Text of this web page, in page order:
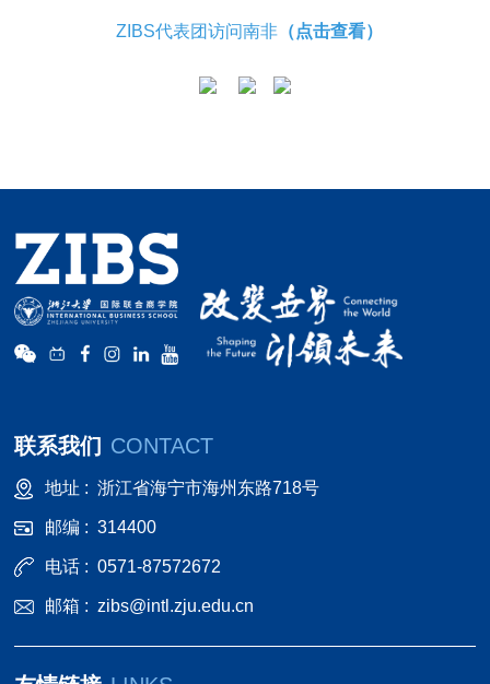
ZIBS代表团访问南非 （点击查看）
联系我们 CONTACT
地址 :浙江省海宁市海州东路718号
邮编 :314400
电话 :0571-87572672
邮箱 :zibs@intl.zju.edu.cn